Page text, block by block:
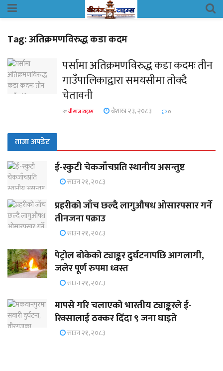
Tag:अतिक्रमणविरुद्ध कडा कदम
पर्सामा अतिक्रमणविरुद्ध कडा कदमः तीन
गाउँपालिकाद्वारा समयसीमा तोक्दै
चेतावनी
BYवीरगंज टाइम्स बैशाख २३, २०८३ 0
ताजा अपडेट
ई-स्कुटी चेकजाँचप्रति स्थानीय असन्तुष्ट
साउन २१, २०८३
प्रहरीको जाँच छल्दै लागुऔषध ओसारपसार गर्ने
तीनजना पक्राउ
साउन २१, २०८३
पेट्रोल बोकेको ट्याङ्कर दुर्घटनापछि आगलागी,
जलेर पूर्ण रुपमा ध्वस्त
साउन २१, २०८३
मापसे गरि चलाएको भारतीय ट्याङ्करले ई-
रिक्सालाई ठक्कर दिँदा ९ जना घाइते
साउन २१, २०८३